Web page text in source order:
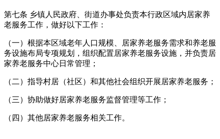
第七条 乡镇人民政府、街道办事处负责本行政区域内居家养
老服务工作，做好以下工作：
（一）根据本区域老年人口规模、居家养老服务需求和养老服
务设施布局专项规划，组织配置居家养老服务设施，并负责居
家养老服务中心日常管理；
（二）指导村居（社区）和其他社会组织开展居家养老服务；
（三）协助做好居家养老服务监督管理等工作；
（四）其他居家养老服务相关工作。